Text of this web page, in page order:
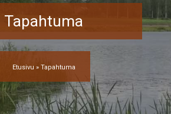
Tapahtuma
Etusivu » Tapahtuma